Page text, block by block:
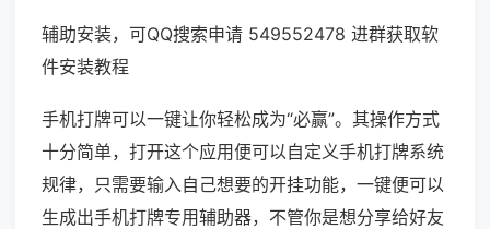
辅助安装，可QQ搜索申请 549552478 进群获取软
件安装教程
手机打牌可以一键让你轻松成为“必赢”。其操作方式
十分简单，打开这个应用便可以自定义手机打牌系统
规律，只需要输入自己想要的开挂功能，一键便可以
生成出手机打牌专用辅助器，不管你是想分享给好友